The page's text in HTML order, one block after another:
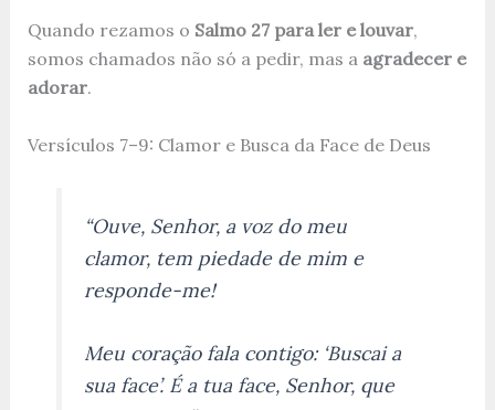
Quando rezamos o Salmo 27 para ler e louvar,
somos chamados não só a pedir, mas a agradecer e
adorar.
Versículos 7–9: Clamor e Busca da Face de Deus
“Ouve, Senhor, a voz do meu
clamor, tem piedade de mim e
responde-me!
Meu coração fala contigo: ‘Buscai a
sua face’. É a tua face, Senhor, que